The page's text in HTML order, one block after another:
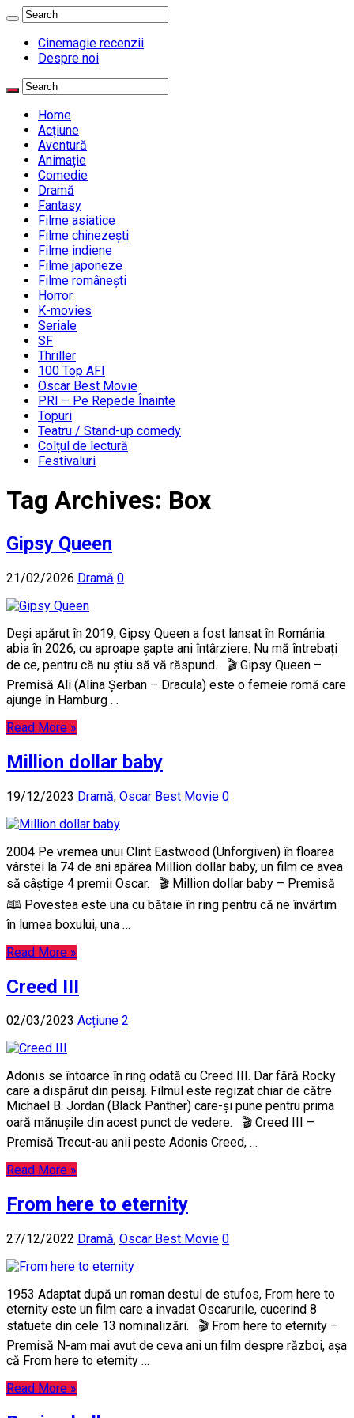
Cinemagie recenzii
Despre noi
Home
Acțiune
Aventură
Animație
Comedie
Dramă
Fantasy
Filme asiatice
Filme chinezești
Filme indiene
Filme japoneze
Filme românești
Horror
K-movies
Seriale
SF
Thriller
100 Top AFI
Oscar Best Movie
PRI – Pe Repede Înainte
Topuri
Teatru / Stand-up comedy
Colțul de lectură
Festivaluri
Tag Archives: Box
Gipsy Queen
21/02/2026 Dramă 0
Deși apărut în 2019, Gipsy Queen a fost lansat în România
abia în 2026, cu aproape șapte ani întârziere. Nu mă întrebați
de ce, pentru că nu știu să vă răspund. 🎬 Gipsy Queen –
Premisă Ali (Alina Șerban – Dracula) este o femeie romă care
ajunge în Hamburg …
Read More »
Million dollar baby
19/12/2023 Dramă, Oscar Best Movie 0
2004 Pe vremea unui Clint Eastwood (Unforgiven) în floarea
vârstei la 74 de ani apărea Million dollar baby, un film ce avea
să câștige 4 premii Oscar. 🎬 Million dollar baby – Premisă
🕮 Povestea este una cu bătaie în ring pentru că ne învârtim
în lumea boxului, una …
Read More »
Creed III
02/03/2023 Acțiune 2
Adonis se întoarce în ring odată cu Creed III. Dar fără Rocky
care a dispărut din peisaj. Filmul este regizat chiar de către
Michael B. Jordan (Black Panther) care-și pune pentru prima
oară mănușile din acest punct de vedere. 🎬 Creed III –
Premisă Trecut-au anii peste Adonis Creed, …
Read More »
From here to eternity
27/12/2022 Dramă, Oscar Best Movie 0
1953 Adaptat după un roman destul de stufos, From here to
eternity este un film care a invadat Oscarurile, cucerind 8
statuete din cele 13 nominalizări. 🎬 From here to eternity –
Premisă N-am mai avut de ceva ani un film despre război, așa
că From here to eternity …
Read More »